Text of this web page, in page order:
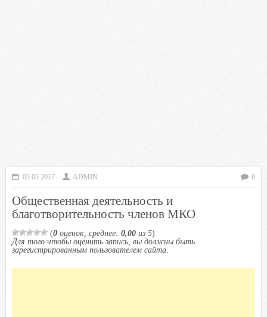
03.05.2017 ADMIN 0
Общественная деятельность и
благотворительность членов МКО
(0 оценок, среднее: 0,00 из 5)
Для того чтобы оценить запись, вы должны быть
зарегистрированным пользователем сайта.